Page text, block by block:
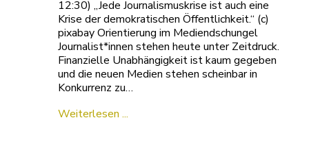
12:30) „Jede Journalismuskrise ist auch eine
Krise der demokratischen Öffentlichkeit.“ (c)
pixabay Orientierung im Mediendschungel
Journalist*innen stehen heute unter Zeitdruck.
Finanzielle Unabhängigkeit ist kaum gegeben
und die neuen Medien stehen scheinbar in
Konkurrenz zu…
Weiterlesen ...